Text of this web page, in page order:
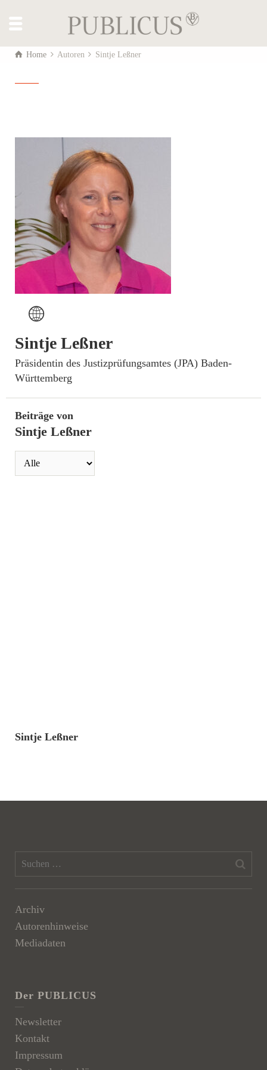
Home Autoren Sintje Leßner
I
Sintje Leßner
­Präsidentin des Justizprüfungsamtes (JPA) Baden-
Württemberg
Beiträge von
Sintje Leßner
Sintje Leßner
Archiv
Autorenhinweise
Mediadaten
Der PUBLICUS
Newsletter
Kontakt
Impressum